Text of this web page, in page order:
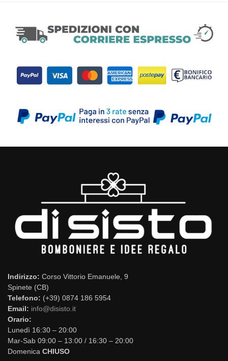
Indirizzo: Corso Vittorio Emanuele, 9
Spinete (CB)
Telefono: (+39) 0874 186 5954
Email: info@disisto.it
Orario:
Lunedì 16:30 – 20:00
Mar-Sab 09:00 – 13:00 / 16:30 – 20:00
Domenica CHIUSO